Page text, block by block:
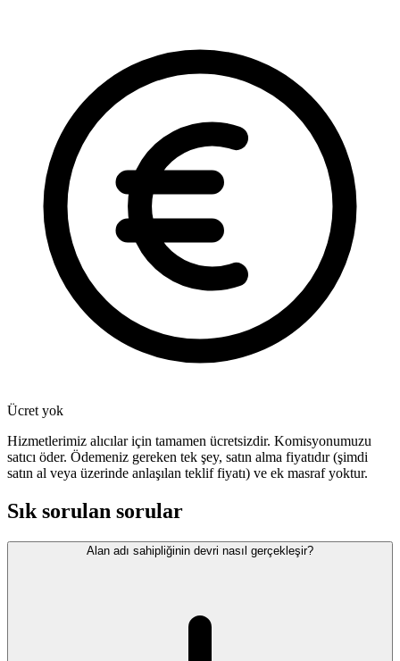
Ücret yok
Hizmetlerimiz alıcılar için tamamen ücretsizdir. Komisyonumuzu
satıcı öder. Ödemeniz gereken tek şey, satın alma fiyatıdır (şimdi
satın al veya üzerinde anlaşılan teklif fiyatı) ve ek masraf yoktur.
Sık sorulan sorular
Alan adı sahipliğinin devri nasıl gerçekleşir?